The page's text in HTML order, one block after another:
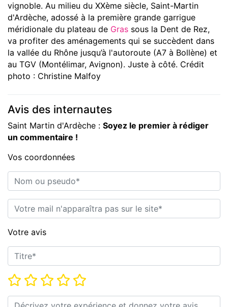
vignoble. Au milieu du XXème siècle, Saint-Martin
d'Ardèche, adossé à la première grande garrigue
méridionale du plateau de Gras sous la Dent de Rez,
va profiter des aménagements qui se succèdent dans
la vallée du Rhône jusqu’à l'autoroute (A7 à Bollène) et
au TGV (Montélimar, Avignon). Juste à côté. Crédit
photo : Christine Malfoy
Avis des internautes
Saint Martin d'Ardèche : Soyez le premier à rédiger
un commentaire !
Vos coordonnées
Nom ou pseudo*
E-mail*
Votre avis
Titre*
Note*
Commentaire*